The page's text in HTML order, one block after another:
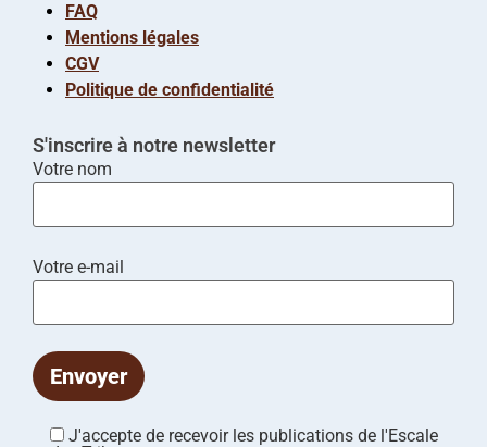
FAQ
Mentions légales
CGV
Politique de confidentialité
S'inscrire à notre newsletter
Votre nom
Votre e-mail
J'accepte de recevoir les publications de l'Escale